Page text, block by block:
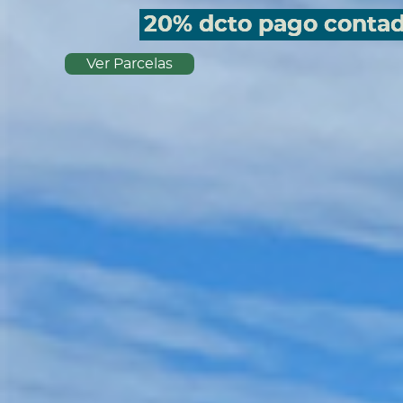
20% dcto pago
Ver Parcelas